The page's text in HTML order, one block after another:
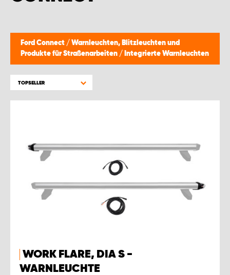
Ford Connect / Warnleuchten, Blitzleuchten und
Produkte für Straßenarbeiten / Integrierte Warnleuchten
TOPSELLER
WORK FLARE, DIA S -
WARNLEUCHTE